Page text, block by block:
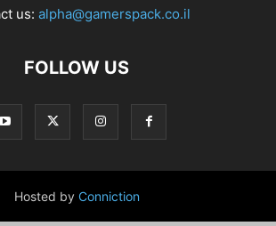
us: alpha@gamerspack.co.il
FOLLOW US
Hosted by Conniction